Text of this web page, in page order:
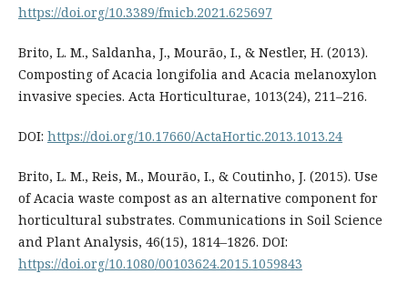
https://doi.org/10.3389/fmicb.2021.625697
Brito, L. M., Saldanha, J., Mourão, I., & Nestler, H. (2013).
Composting of Acacia longifolia and Acacia melanoxylon
invasive species. Acta Horticulturae, 1013(24), 211–216.
DOI: https://doi.org/10.17660/ActaHortic.2013.1013.24
Brito, L. M., Reis, M., Mourão, I., & Coutinho, J. (2015). Use
of Acacia waste compost as an alternative component for
horticultural substrates. Communications in Soil Science
and Plant Analysis, 46(15), 1814–1826. DOI:
https://doi.org/10.1080/00103624.2015.1059843